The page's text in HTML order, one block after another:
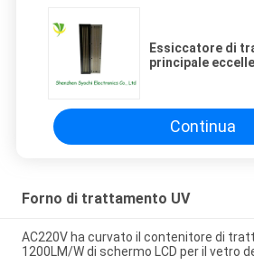
Essiccatore di
principale
Continua
Forno di trattamento UV
AC220V ha curvato il contenitore di
1200LM/W di schermo LCD per il vetro